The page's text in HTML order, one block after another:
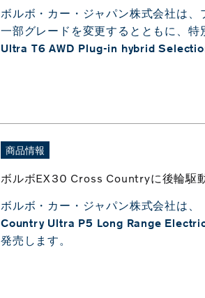
ボルボ・カー・ジャパン株式会社は
一部グレードを変更するとともに、
Ultra T6 AWD Plug-in hybrid
商品情報
ボルボEX30 Cross Countryに後輪駆
ボルボ・カー・ジャパン株式会社は
Country Ultra P5 Long Range
発売します。